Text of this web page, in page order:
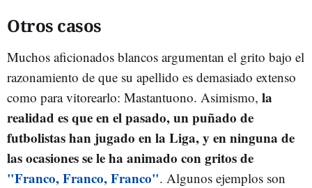
Otros casos
Muchos aficionados blancos argumentan el grito bajo el
razonamiento de que su apellido es demasiado extenso
como para vitorearlo: Mastantuono. Asimismo, la
realidad es que en el pasado, un puñado de
futbolistas han jugado en la Liga, y en ninguna de
las ocasiones se le ha animado con gritos de
"Franco, Franco, Franco". Algunos ejemplos son